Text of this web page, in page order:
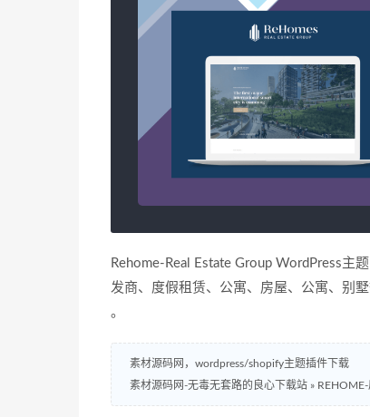
Rehome-Real Estate Group WordPress主
发商、度假租赁、公寓、房屋、公寓、别墅
。
素材源码网，wordpress/shopify主题插件下载
素材源码网-无毒无套路的良心下载站 »